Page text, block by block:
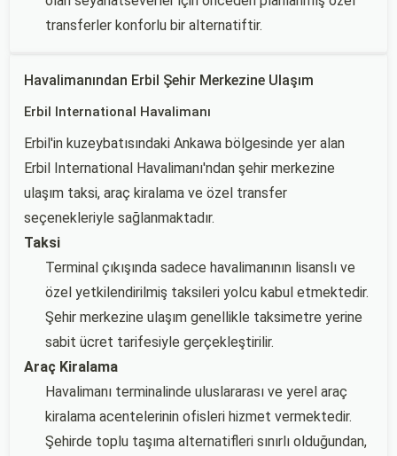
transferler konforlu bir alternatiftir.
Havalimanından Erbil Şehir Merkezine Ulaşım
Erbil International Havalimanı
Erbil'in kuzeybatısındaki Ankawa bölgesinde yer alan
Erbil International Havalimanı'ndan şehir merkezine
ulaşım taksi, araç kiralama ve özel transfer
seçenekleriyle sağlanmaktadır.
Taksi
Terminal çıkışında sadece havalimanının lisanslı ve
özel yetkilendirilmiş taksileri yolcu kabul etmektedir.
Şehir merkezine ulaşım genellikle taksimetre yerine
sabit ücret tarifesiyle gerçekleştirilir.
Araç Kiralama
Havalimanı terminalinde uluslararası ve yerel araç
kiralama acentelerinin ofisleri hizmet vermektedir.
Şehirde toplu taşıma alternatifleri sınırlı olduğundan,